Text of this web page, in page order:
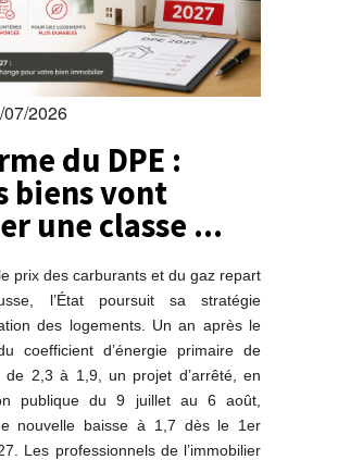
07/2026
du DPE :
biens vont
une classe ...
prix des carburants et du gaz repart
l’État poursuit sa stratégie
des logements. Un an après le
coefficient d’énergie primaire de
de 2,3 à 1,9, un projet d’arrêté, en
publique du 9 juillet au 6 août,
nouvelle baisse à 1,7 dès le 1er
Les professionnels de l’immobilier